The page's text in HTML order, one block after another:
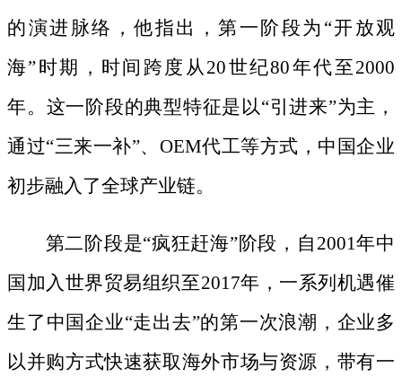
的演进脉络，他指出，第一阶段为“开放观
海”时期，时间跨度从20世纪80年代至2000
年。这一阶段的典型特征是以“引进来”为主，
通过“三来一补”、OEM代工等方式，中国企业
初步融入了全球产业链。
第二阶段是“疯狂赶海”阶段，自2001年中
国加入世界贸易组织至2017年，一系列机遇催
生了中国企业“走出去”的第一次浪潮，企业多
以并购方式快速获取海外市场与资源，带有一